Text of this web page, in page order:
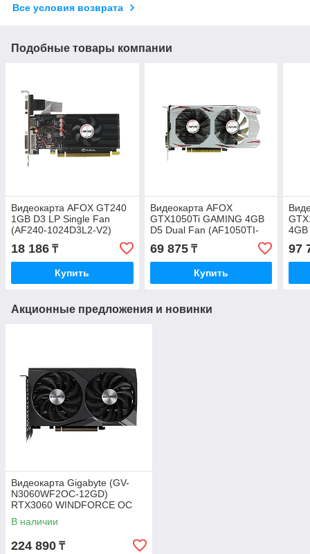
Все условия возврата
Подобные товары компании
Видеокарта AFOX GT240
1GB D3 LP Single Fan
(AF240-1024D3L2-V2)
18 186 ₸
Купить
Видеокарта AFOX
GTX1050Ti GAMING 4GB
D5 Dual Fan (AF1050TI-
4096D5H7-V9)
69 875₸
Купить
97
Акционные предложения и новинки
Видеокарта Gigabyte (GV-
N3060WF2OC-12GD)
RTX3060 WINDFORCE OC
12G
В наличии
224 890 ₸